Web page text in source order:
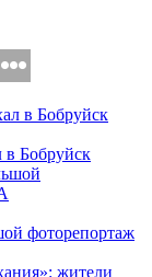
в Бобруйск
фоторепортаж